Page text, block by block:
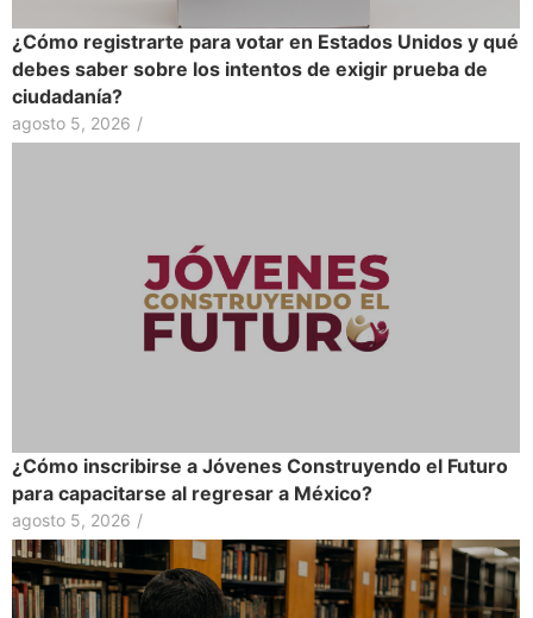
¿Cómo registrarte para votar en Estados Unidos y qué
debes saber sobre los intentos de exigir prueba de
ciudadanía?
agosto 5, 2026 /
¿Cómo inscribirse a Jóvenes Construyendo el Futuro
para capacitarse al regresar a México?
agosto 5, 2026 /